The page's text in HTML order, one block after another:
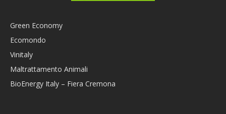
Green Economy
Ecomondo
Vinitaly
Maltrattamento Animali
BioEnergy Italy – Fiera Cremona